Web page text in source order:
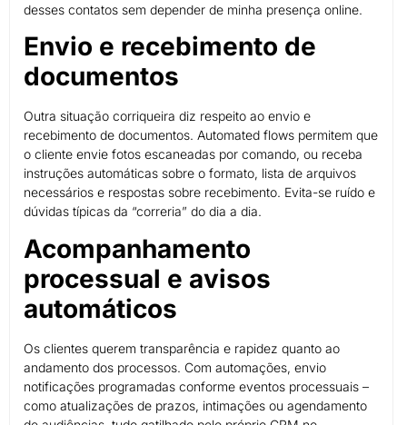
desses contatos sem depender de minha presença online.
Envio e recebimento de
documentos
Outra situação corriqueira diz respeito ao envio e
recebimento de documentos. Automated flows permitem que
o cliente envie fotos escaneadas por comando, ou receba
instruções automáticas sobre o formato, lista de arquivos
necessários e respostas sobre recebimento. Evita-se ruído e
dúvidas típicas da “correria” do dia a dia.
Acompanhamento
processual e avisos
automáticos
Os clientes querem transparência e rapidez quanto ao
andamento dos processos. Com automações, envio
notificações programadas conforme eventos processuais –
como atualizações de prazos, intimações ou agendamento